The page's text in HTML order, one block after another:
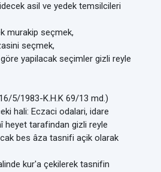
asil ve yedek temsilcileri
murakip seçmek,
seçmek,
yapilacak seçimler gizli reyle
5/1983-K.H.K 69/13 md.)
hali: Eczaci odalari, idare
heyet tarafindan gizli reyle
bes âza tasnifi açik olarak
kur'a çekilerek tasnifin